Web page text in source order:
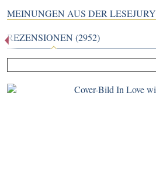
MEINUNGEN AUS DER LESEJURY
REZENSIONEN (2952)